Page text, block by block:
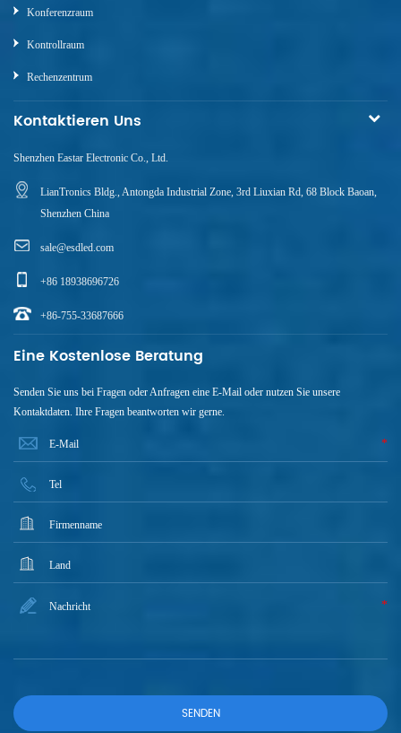
Konferenzraum
Kontrollraum
Rechenzentrum
Kontaktieren Uns
Shenzhen Eastar Electronic Co., Ltd.
LianTronics Bldg., Antongda Industrial Zone, 3rd Liuxian Rd, 68 Block Baoan,
Shenzhen China
sale@esdled.com
+86 18938696726
+86-755-33687666
Eine Kostenlose Beratung
Senden Sie uns bei Fragen oder Anfragen eine E-Mail oder nutzen Sie unsere
Kontaktdaten. Ihre Fragen beantworten wir gerne.
*
*